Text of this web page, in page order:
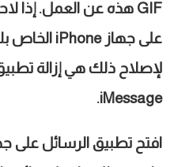
GIF هذه عن العمل. إذا
على جهاز iPhone
الخاص
لإصلاح ذلك هي إزالة
iMessage.
افتح تطبيق الرسائل على